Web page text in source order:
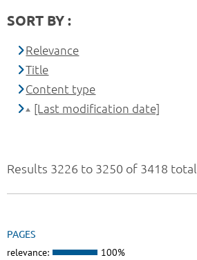
Results 3226 to 3250 of 3418 total
PAGES
relevance: 100%
SORT BY :
Relevance
Title
Content type
[Last modification date]